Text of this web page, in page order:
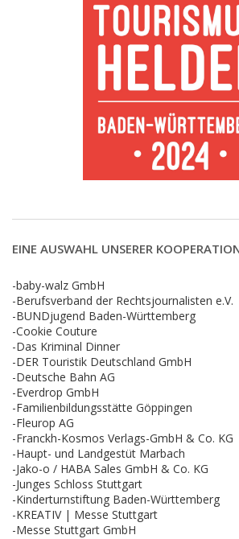
EINE AUSWAHL UNSERER
-baby-walz GmbH
-Berufsverband der Rechtsjournalisten e.V.
-BUNDjugend Baden-Württemberg
-Cookie Couture
-Das Kriminal Dinner
-DER Touristik Deutschland GmbH
-Deutsche Bahn AG
-Everdrop GmbH
-Familienbildungsstätte Göppingen
-Fleurop AG
-Franckh-Kosmos Verlags-GmbH & Co. KG
-Haupt- und Landgestüt Marbach
-Jako-o / HABA Sales GmbH & Co. KG
-Junges Schloss Stuttgart
-Kinderturnstiftung Baden-Württemberg
-KREATIV | Messe Stuttgart
-Messe Stuttgart GmbH